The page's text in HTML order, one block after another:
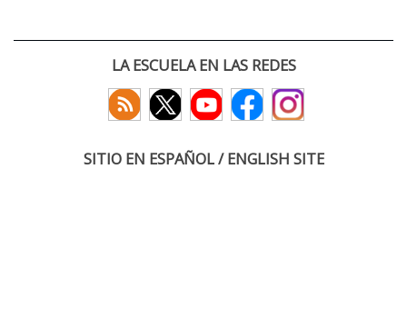
LA ESCUELA EN LAS REDES
SITIO EN ESPAÑOL / ENGLISH SITE